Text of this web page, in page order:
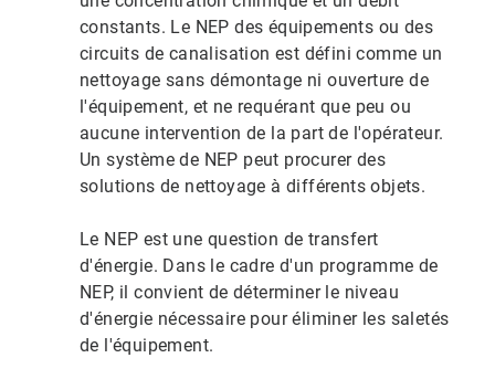
constants. Le NEP des équipements ou des
circuits de canalisation est défini comme un
nettoyage sans démontage ni ouverture de
l'équipement, et ne requérant que peu ou
aucune intervention de la part de l'opérateur.
Un système de NEP peut procurer des
solutions de nettoyage à différents objets.
Le NEP est une question de transfert
d'énergie. Dans le cadre d'un programme de
NEP, il convient de déterminer le niveau
d'énergie nécessaire pour éliminer les saletés
de l'équipement.